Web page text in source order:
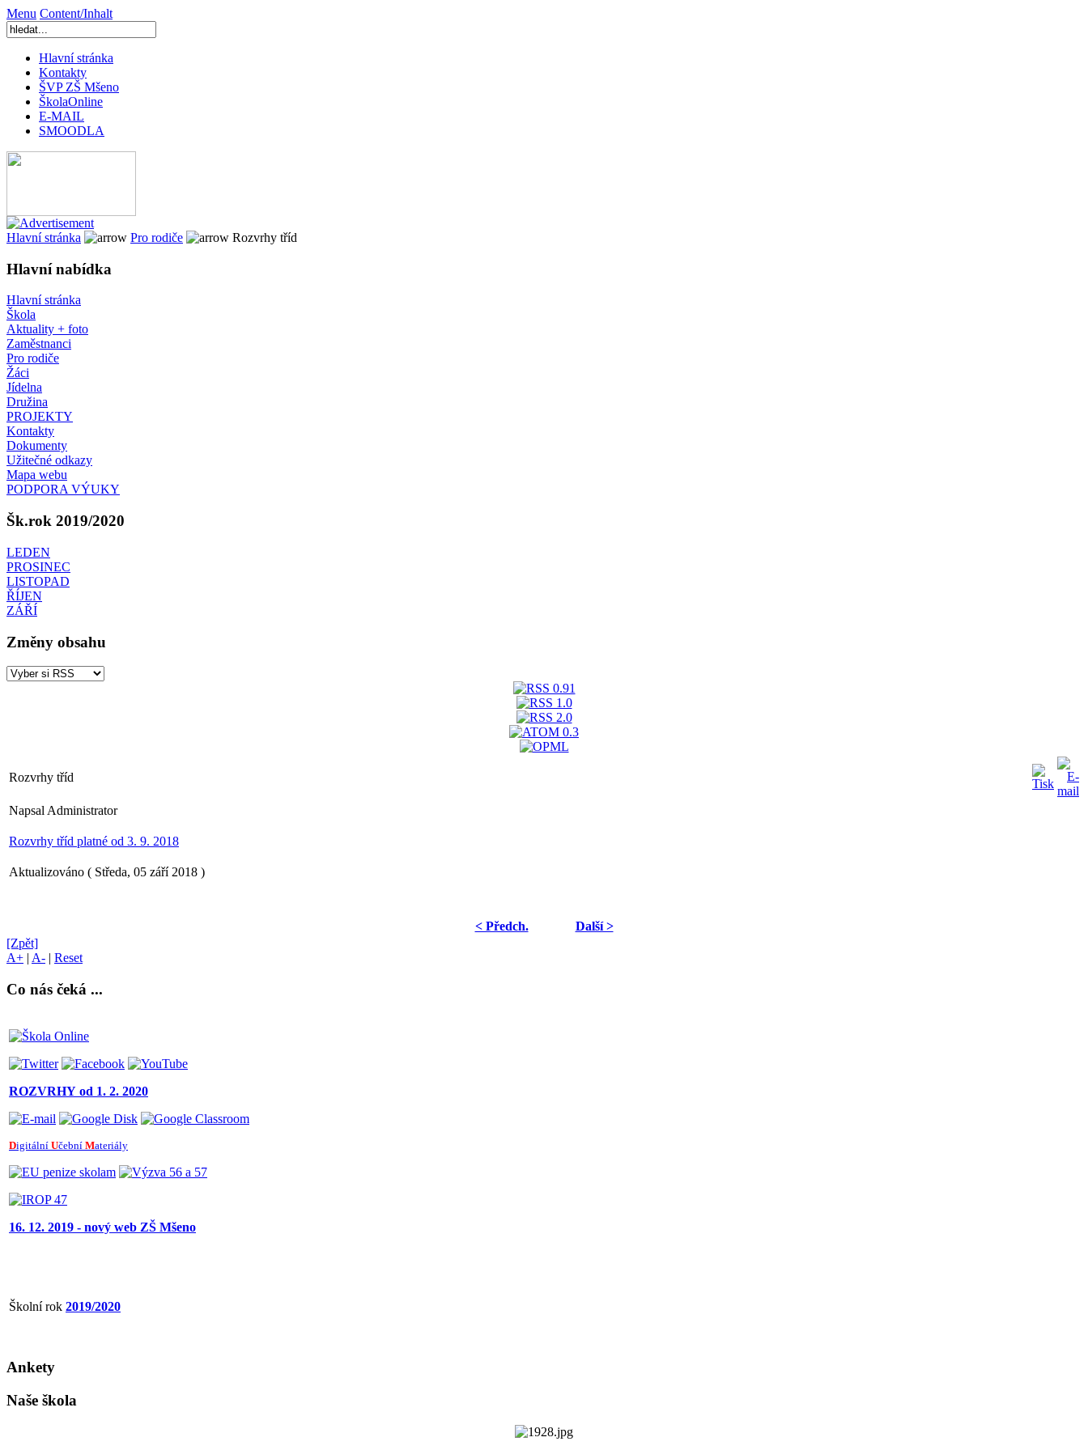
Menu Content/Inhalt
Hlavní stránka
Kontakty
ŠVP ZŠ Mšeno
ŠkolaOnline
E-MAIL
SMOODLA
Hlavní stránka Pro rodiče Rozvrhy tříd
Hlavní nabídka
Hlavní stránka
Škola
Aktuality + foto
Zaměstnanci
Pro rodiče
Žáci
Jídelna
Družina
PROJEKTY
Kontakty
Dokumenty
Užitečné odkazy
Mapa webu
PODPORA VÝUKY
Šk.rok 2019/2020
LEDEN
PROSINEC
LISTOPAD
ŘÍJEN
ZÁŘÍ
Změny obsahu
Rozvrhy tříd
Napsal Administrator
Rozvrhy tříd platné od 3. 9. 2018
Aktualizováno ( Středa, 05 září 2018 )
< Předch.
Další >
[Zpět]
A+ | A- | Reset
Co nás čeká ...
ROZVRHY od 1. 2. 2020
Digitální Učební Materiály
16. 12. 2019 - nový web ZŠ Mšeno
Školní rok 2019/2020
Ankety
Naše škola